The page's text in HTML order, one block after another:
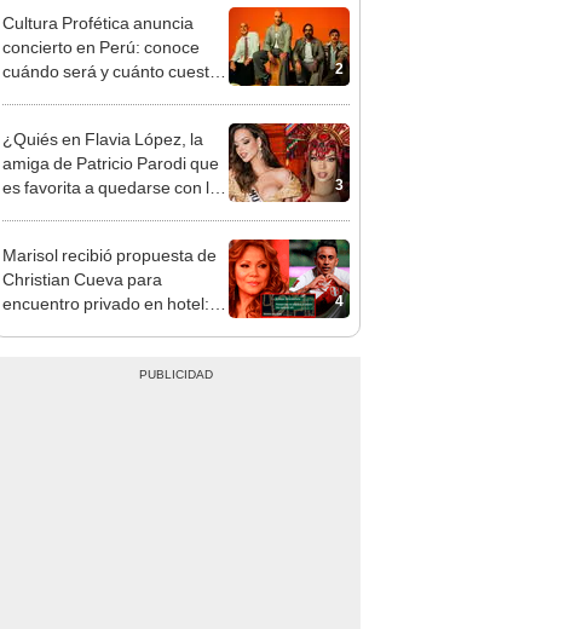
reality?
2
Cultura Profética anuncia
concierto en Perú: conoce
cuándo será y cuánto cuestan
3
¿Quiés en Flavia López, la
amiga de Patricio Parodi que
es favorita a quedarse con la
4
Marisol recibió propuesta de
Christian Cueva para
encuentro privado en hotel: